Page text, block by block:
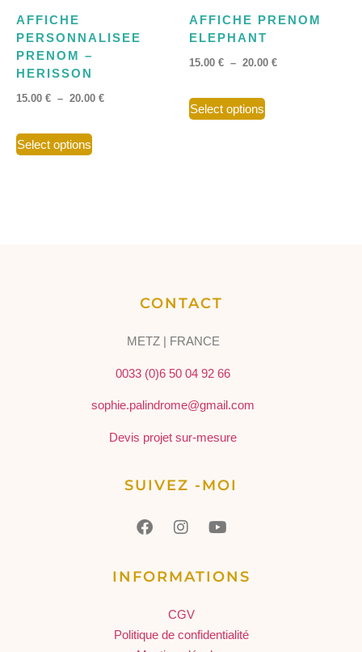
AFFICHE
PERSONNALISEE
PRENOM –
HERISSON
15.00 € – 20.00 €
Select options
AFFICHE PRENOM
ELEPHANT
15.00 € – 20.00 €
Select options
CONTACT
METZ | FRANCE
0033 (0)6 50 04 92 66
sophie.palindrome@gmail.com
Devis projet sur-mesure
SUIVEZ -MOI
INFORMATIONS
CGV
Politique de confidentialité